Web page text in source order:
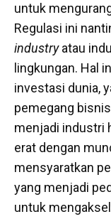
untuk
Regulasi ini
industryatau
lingkungan. Hal
investasi dunia,
pemegang
menjadi industri
erat dengan
mensyaratkan
yang menjadi
untuk